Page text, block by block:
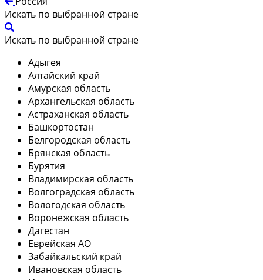
Искать по выбранной стране
Искать по выбранной стране
Адыгея
Алтайский край
Амурская область
Архангельская область
Астраханская область
Башкортостан
Белгородская область
Брянская область
Бурятия
Владимирская область
Волгоградская область
Вологодская область
Воронежская область
Дагестан
Еврейская АО
Забайкальский край
Ивановская область